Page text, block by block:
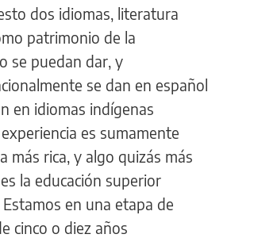
dos idiomas, literatura
patrimonio de la
se puedan dar, y
se dan en español
en idiomas indígenas
es sumamente
más rica, y algo quizás más
la educación superior
en una etapa de
cinco o diez años